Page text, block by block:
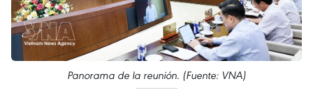
Panorama de la reunión. (Fuente: VNA)